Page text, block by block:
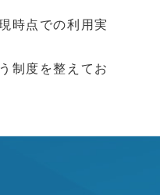
時点での利用実
制度を整えてお